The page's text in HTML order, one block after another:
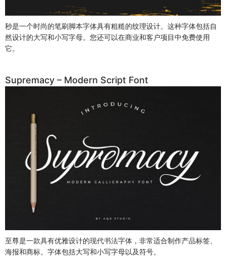
秒是一个时尚的笔刷脚本字体具有粗糙的纹理设计。这种字体包括自
然设计的大写和小写字母。您还可以在商业和客户项目中免费使用
它。
Supremacy – Modern Script Font
至尊是一款具有优雅设计的现代书法字体，非常适合制作产品标签、
海报和商标。字体包括大写和小写字母以及符号。